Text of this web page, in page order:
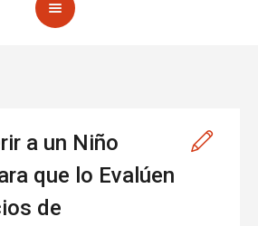
a un Niño
que lo Evalúen
de